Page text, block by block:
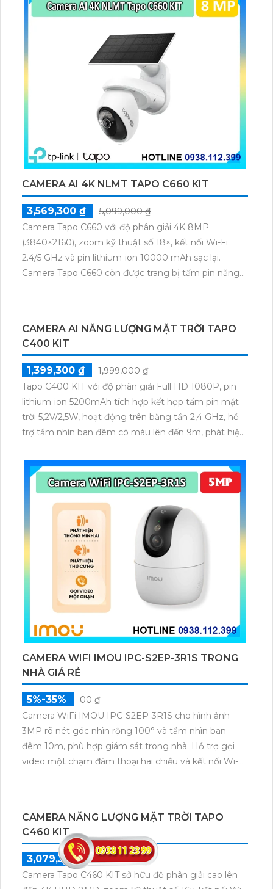
CAMERA AI 4K NLMT TAPO C660 KIT
3,569,300 ₫
5,099,000 ₫
Camera Tapo C660 với độ phân giải 4K 8MP
(3840×2160), zoom kỹ thuật số 18×, kết nối Wi-Fi
2.4/5 GHz và pin lithium-ion 10000 mAh sạc lại.
Camera Tapo C660 còn được trang bị tấm pin năng
C400 KIT
1,399,300 ₫
1,999,000 ₫
Tapo C400 KIT với độ phân giải Full HD 1080P, pin
lithium-ion 5200mAh tích hợp kết hợp tấm pin mặt
trời 5,2V/2,5W, hoạt động trên băng tần 2,4 GHz, hỗ
trợ tầm nhìn ban đêm có màu lên đến 9m, phát hiện
dữ liệu qua thẻ microSD lên đến 512GB.
CAMERA WIFI IMOU IPC-S2EP-3R1S TRONG
NHÀ GIÁ RẺ
5%-35%
00 ₫
Camera WiFi IMOU IPC-S2EP-3R1S cho hình ảnh